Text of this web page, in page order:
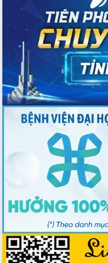
Nâng cao trách nhiệm người
đầu, phát huy tinh thần chủ
sáng tạo để đảm bảo tiến độ
vốn đầu tư công năm 2025
Sở Công Thương đột phá số hóa
thủ tục trực tuyến lấy sự hài
doanh nghiệp làm thước đo
Đảm bảo công tác bầu cử triển
đúng tiến độ, quy trình theo luật
Ban Tuyên giáo và Dân vận
tập huấn công tác khoa giáo
Đắk Lắk hưởng ứng Ngày Pháp
Việt Nam 2025 và biểu dương 25
thể, cá nhân tiêu biểu
Hội nghị lần thứ nhất Ban Chỉ đạo
công tác bầu cử tỉnh Đắk Lắk
Hội nghị UBND tỉnh thường kỳ
10 năm 2025
Kỳ họp chuyên đề lần thứ Ba,
tỉnh khóa X